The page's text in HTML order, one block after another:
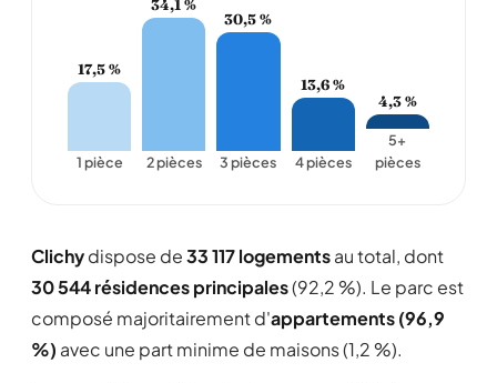
17,5 %
1 pièce
34,1 %
2 pièces
30,5 %
3 pièces
13,6 %
4 pièces
4,3 %
5+
pièces
Clichydispose de33 117 logementsau total, dont
30 544 résidences principales(92,2 %). Le parc est
composé majoritairement d'appartements (96,9
%) avec une part minime de maisons (1,2 %).